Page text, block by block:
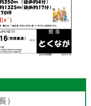
）